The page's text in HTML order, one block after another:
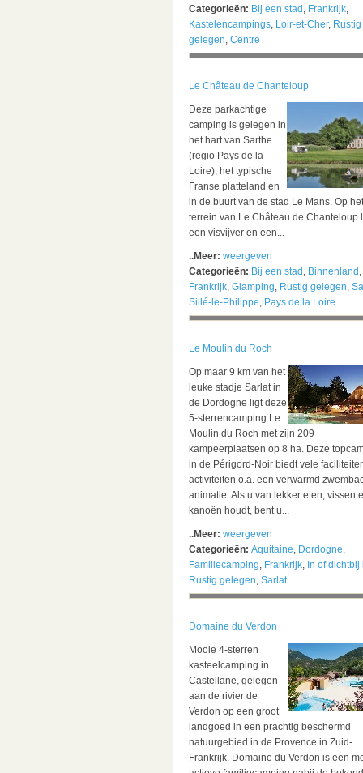
Categorieën: Bij een stad , Frankrijk,
Kastelencampings, Loir-et-Cher, Rustig
gelegen, Centre
Le Château de Chanteloup
Deze parkachtige
camping is gelegen in
het hart van Sarthe
(regio Pays de la
Loire), het typische
Franse platteland en
in de buurt van de stad Le Mans. Op het
terrein van Le Château de Chanteloup
een visvijver en een...
..Meer: weergeven
Categorieën: Bij een stad , Binnenland ,
Frankrijk, Glamping, Rustig gelegen,
Sillé-le-Philippe, Pays de la Loire
Le Moulin du Roch
Op maar 9 km van het
leuke stadje Sarlat in
de Dordogne ligt deze
5-sterrencamping Le
Moulin du Roch met zijn 209
kampeerplaatsen op 8 ha. Deze
in de Périgord-Noir biedt vele
activiteiten o.a. een verwarmd
animatie. Als u van lekker eten, vissen
kanoën houdt, bent u...
..Meer: weergeven
Categorieën: Aquitaine, Dordogne,
Familiecamping, Frankrijk, In of dichtbij
Rustig gelegen, Sarlat
Domaine du Verdon
Mooie 4-sterren
kasteelcamping in
Castellane, gelegen
aan de rivier de
Verdon op een groot
landgoed in een prachtig beschermd
natuurgebied in de Provence in Zuid-
Frankrijk. Domaine du Verdon is een